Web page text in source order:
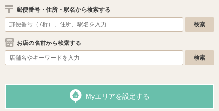
郵便番号・住所・駅名から検索する
お店の名前から検索する
Myエリアを設定する